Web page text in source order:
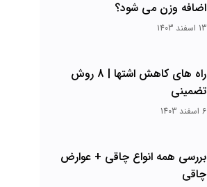
اضافه وزن می شود؟
13 اسفند 1403
راه های کاهش اشتها | 8 روش
تضمینی
6 اسفند 1403
بررسی همه انواع چاقی + عوارض
چاقی